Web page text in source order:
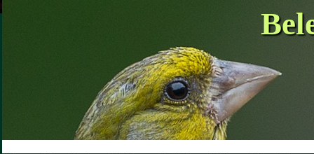
http://www.visueelconcept.nl/sitemap.xml.gz